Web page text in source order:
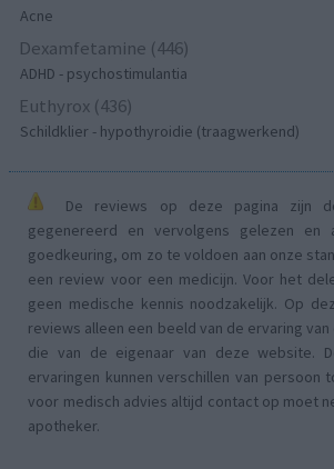
Acne
Dexamfetamine (446)
ADHD - psychostimulantia
Euthyrox (436)
Schildklier - hypothyroidie (traagwerkend)
De reviews op deze pagina zijn
gegenereerd en vervolgens gelezen en
goedkeuring, om zo te voldoen aan onze
een review voor een medicijn. Voor het
geen medische kennis noodzakelijk. Op
reviews alleen een beeld van de ervaring
die van de eigenaar van deze website.
ervaringen kunnen verschillen van persoon
voor medisch advies altijd contact op moet
apotheker.